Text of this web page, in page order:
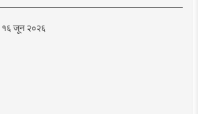
१६ जून २०२६